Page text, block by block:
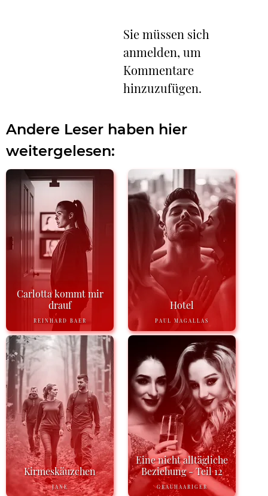
Sie müssen sich
anmelden, um
Kommentare
hinzuzufügen.
Andere Leser haben hier
weitergelesen:
Carlotta kommt mir
drauf
REINHARD BAER
Hotel
PAUL MAGALLAS
Kirmeskäuzchen
JANE
Eine nicht alltägliche
Beziehung - Teil 12
GRAUHAARIGER